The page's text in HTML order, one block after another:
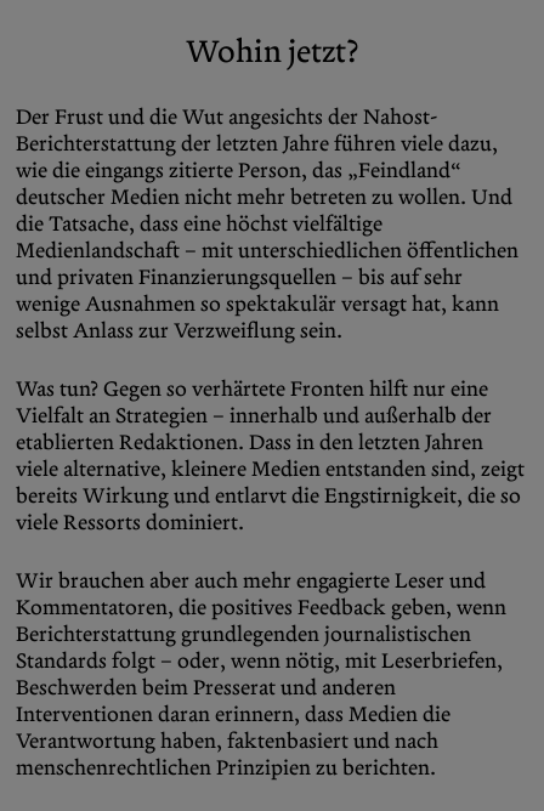
Wohin jetzt?
Der Frust und die Wut angesichts der Nahost-
Berichterstattung der letzten Jahre führen viele dazu,
wie die eingangs zitierte Person, das „Feindland“
deutscher Medien nicht mehr betreten zu wollen. Und
die Tatsache, dass eine höchst vielfältige
Medienlandschaft – mit unterschiedlichen öffentlichen
und privaten Finanzierungsquellen – bis auf sehr
wenige Ausnahmen so spektakulär versagt hat, kann
selbst Anlass zur Verzweiflung sein.
Was tun? Gegen so verhärtete Fronten hilft nur eine
Vielfalt an Strategien – innerhalb und außerhalb der
etablierten Redaktionen. Dass in den letzten Jahren
viele alternative, kleinere Medien entstanden sind, zeigt
bereits Wirkung und entlarvt die Engstirnigkeit, die so
viele Ressorts dominiert.
Wir brauchen aber auch mehr engagierte Leser und
Kommentatoren, die positives Feedback geben, wenn
Berichterstattung grundlegenden journalistischen
Standards folgt – oder, wenn nötig, mit Leserbriefen,
Beschwerden beim Presserat und anderen
Interventionen daran erinnern, dass Medien die
Verantwortung haben, faktenbasiert und nach
menschenrechtlichen Prinzipien zu berichten.